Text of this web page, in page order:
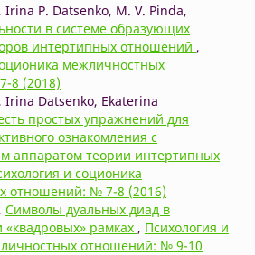
P. Datsenko, M. V. Pinda,
в системе образующих
интертипных отношений ,
межличностных
8 (2018)
Irina Datsenko, Ekaterina
простых упражнений для
ознакомления с
аппаратом теории интертипных
и соционика
отношений: № 7-8 (2016)
Символы дуальных диад в
«квадровых» рамках , Психология и
отношений: № 9-10